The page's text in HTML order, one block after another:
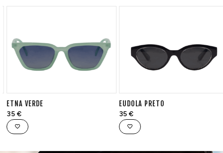
ETNA VERDE
35€
EUDOLA PRETO
35€